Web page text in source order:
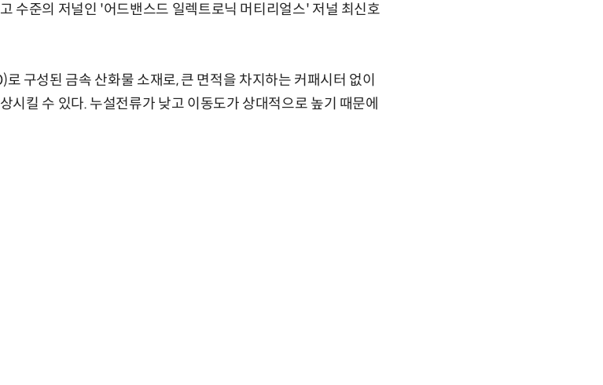
수준의 저널인 '어드밴스드 일렉트로닉 머티리얼스' 저널 최신호
구성된 금속 산화물 소재로, 큰 면적을 차지하는 커패시터 없이
시킬 수 있다. 누설전류가 낮고 이동도가 상대적으로 높기 때문에